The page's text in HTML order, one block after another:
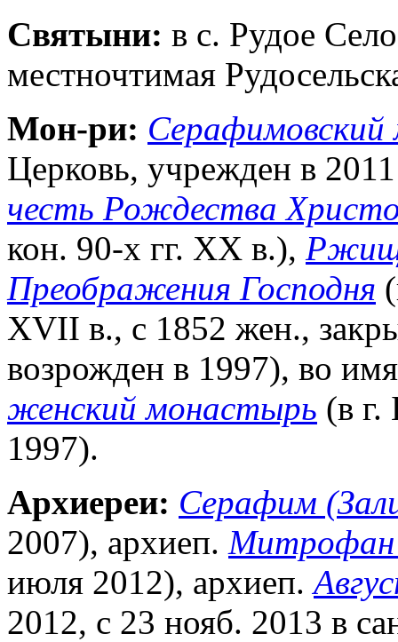
Святыни: в с. Рудое
местночтимая
Мон-ри:
Церковь, учрежден в
честь Рождества
кон. 90-х гг. ХХ в.),
Преображения Господня
XVII в., с 1852 жен.,
возрожден в 1997), во
женский монастырь (в г.
1997).
Архиереи: Серафим
2007), архиеп.
июля 2012), архиеп.
2012, с 23 нояб. 2013 в